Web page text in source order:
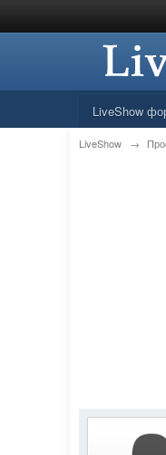
LiveShow
LiveShow →